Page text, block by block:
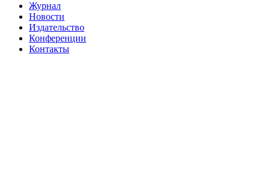
Журнал
Новости
Издательство
Конференции
Контакты